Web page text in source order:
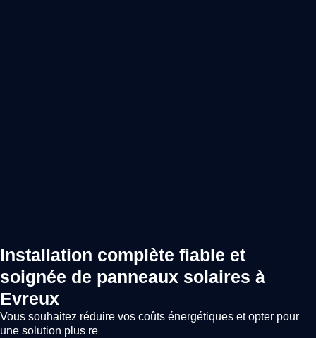
Installation complète fiable et
soignée de panneaux solaires à
Evreux
Vous souhaitez réduire vos coûts énergétiques et opter pour
une solution plus re